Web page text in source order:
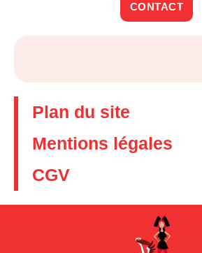
CONTACT
Plan du site
Mentions légales
CGV